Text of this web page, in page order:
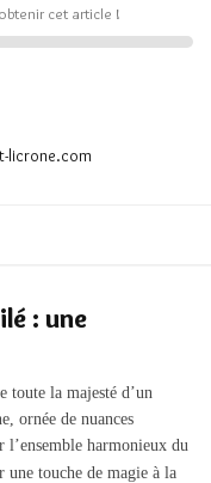
cet article !
: une
toute la majesté d’un
ornée de nuances
l’ensemble harmonieux du
une touche de magie à la